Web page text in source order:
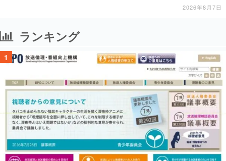
一撃をブチかませるロマンある作品2026年8月7日
ランキング
1